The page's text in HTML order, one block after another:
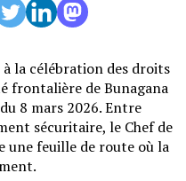
la célébration des droits
frontalière de Bunagana
8 mars 2026. Entre
sécuritaire, le Chef de
une feuille de route où la